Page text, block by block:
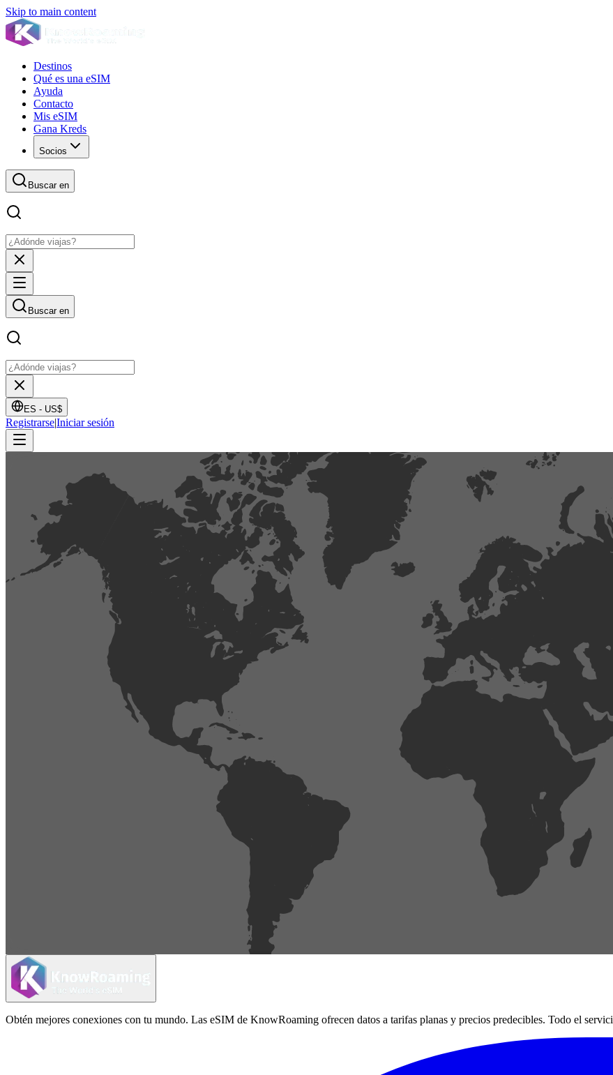
Skip to main content
Destinos
Qué es una eSIM
Ayuda
Contacto
Mis eSIM
Gana Kreds
Socios
Buscar en
Buscar en
ES - US$
Registrarse|Iniciar sesión
Página no encontrada,
La página que buscas no existe o se ha cambiado de lugar.
Comprueba la URL e inténtalo de nuevo.
Obtén mejores conexiones con tu mundo. Las eSIM de KnowRoaming ofrecen datos a tarifas planas y precios predecibles. Todo el